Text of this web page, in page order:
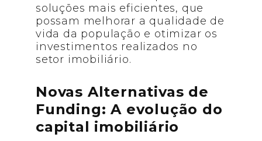
soluções mais eficientes, que
possam melhorar a qualidade de
vida da população e otimizar os
investimentos realizados no
setor imobiliário.
Novas Alternativas de
Funding: A evolução do
capital imobiliário